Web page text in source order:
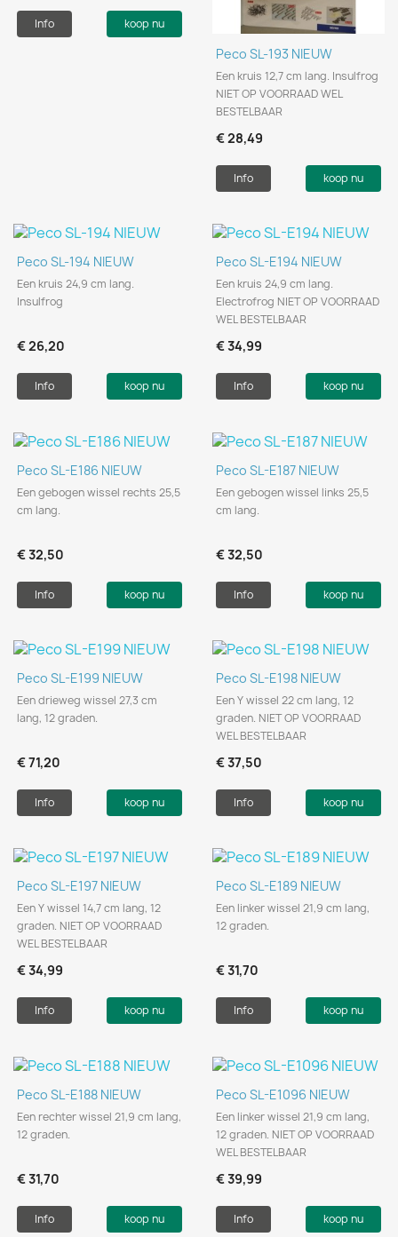
Info koop nu
Peco SL-193 NIEUW
Een kruis 12,7 cm lang. Insulfrog
NIET OP VOORRAAD WEL
BESTELBAAR
€ 28,49
Info koop nu
Peco SL-194 NIEUW
Een kruis 24,9 cm lang.
Insulfrog
€ 26,20
Info koop nu
Peco SL-E194 NIEUW
Een kruis 24,9 cm lang.
Electrofrog NIET OP VOORRAAD
WEL BESTELBAAR
€ 34,99
Info koop nu
Peco SL-E186 NIEUW
Een gebogen wissel rechts 25,5
cm lang.
€ 32,50
Info koop nu
Peco SL-E187 NIEUW
Een gebogen wissel links 25,5
cm lang.
€ 32,50
Info koop nu
Peco SL-E199 NIEUW
Een drieweg wissel 27,3 cm
lang, 12 graden.
€ 71,20
Info koop nu
Peco SL-E198 NIEUW
Een Y wissel 22 cm lang, 12
graden. NIET OP VOORRAAD
WEL BESTELBAAR
€ 37,50
Info koop nu
Peco SL-E197 NIEUW
Een Y wissel 14,7 cm lang, 12
graden. NIET OP VOORRAAD
WEL BESTELBAAR
€ 34,99
Info koop nu
Peco SL-E189 NIEUW
Een linker wissel 21,9 cm lang,
12 graden.
€ 31,70
Info koop nu
Peco SL-E188 NIEUW
Een rechter wissel 21,9 cm lang,
12 graden.
€ 31,70
Info koop nu
Peco SL-E1096 NIEUW
Een linker wissel 21,9 cm lang,
12 graden. NIET OP VOORRAAD
WEL BESTELBAAR
€ 39,99
Info koop nu